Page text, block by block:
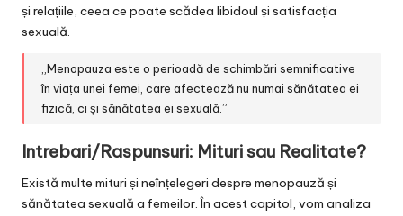
și relațiile, ceea ce poate scădea libidoul și satisfacția
sexuală.
„Menopauza este o perioadă de schimbări semnificative
în viața unei femei, care afectează nu numai sănătatea ei
fizică, ci și sănătatea ei sexuală.”
Intrebari/Raspunsuri: Mituri sau Realitate?
Există multe mituri și neînțelegeri despre menopauză și
sănătatea sexuală a femeilor. În acest capitol, vom analiza